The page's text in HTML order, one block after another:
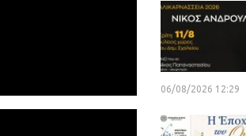
06/08/2026 12:29